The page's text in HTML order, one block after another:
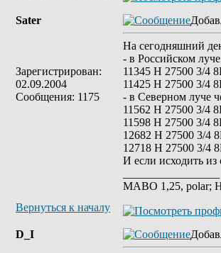
Sater
Зарегистрирован:
02.09.2004
Сообщения: 1175
На сегодняшний
- в Российском
11345 H 27500 3/4
11425 H 27500 3/4
- в Северном луче
11562 H 27500 3/4
11598 H 27500 3/4
12682 Н 27500 3/4
12718 H 27500 3/4
И если исходить
MABO 1,25, polar;
Вернуться к началу
D_I